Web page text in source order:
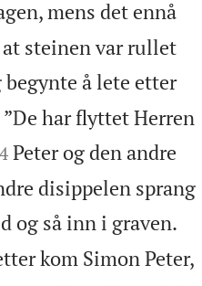
mens det ennå
steinen var rullet
å lete etter
”De har flyttet Herren
4 Peter og den andre
disippelen sprang
og så inn i graven.
kom Simon Peter,